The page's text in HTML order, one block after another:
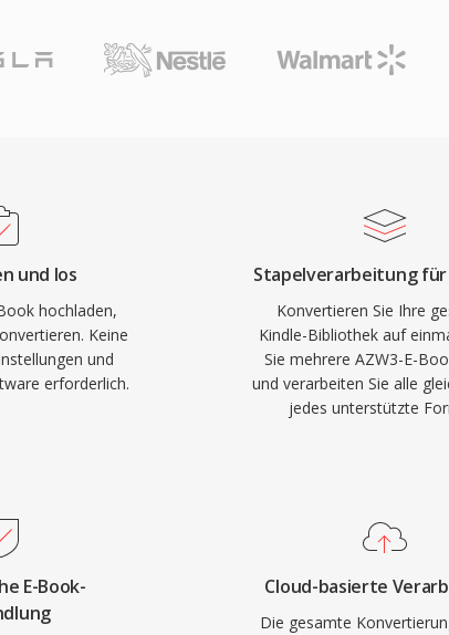
und los
hochladen,
Keine
und
erforderlich.
Stapelverarbeitung für
Konvertieren Sie Ihre
Kindle-Bibliothek auf
Sie mehrere AZW3-E-
und verarbeiten Sie alle
jedes unterstützte
E-Book-
Cloud-basierte
Die gesamte